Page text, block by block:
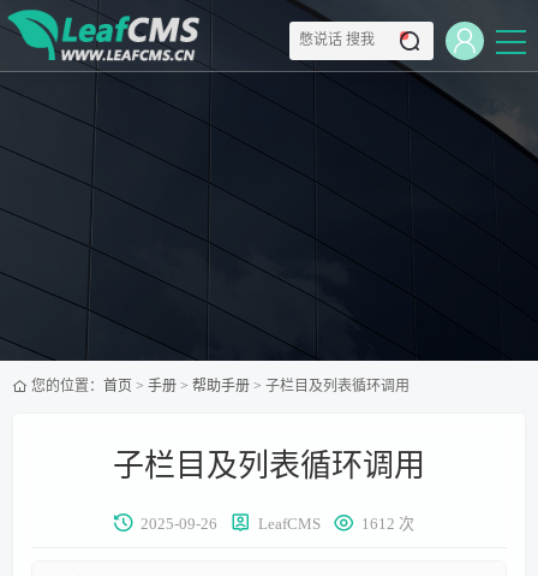
您的位置： 首页 > 手册 > 帮助手册 > 子栏目及列表循环调用
子栏目及列表循环调用
2025-09-26 LeafCMS 1612 次